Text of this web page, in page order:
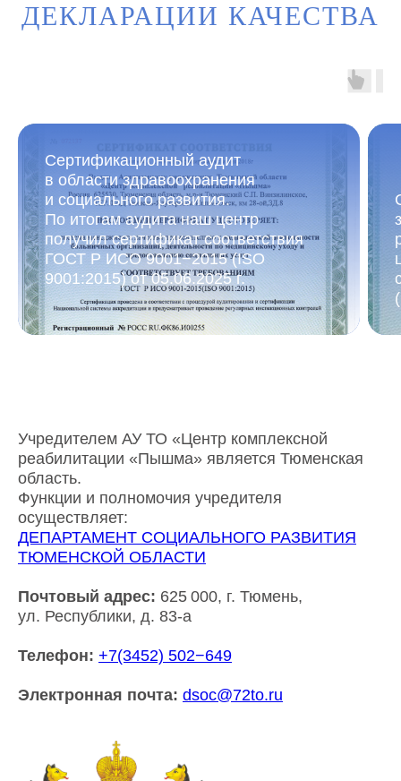
ДЕКЛАРАЦИИ КАЧЕСТВА
Сертификационный аудит
в области здравоохранения
и социального развития.
По итогам аудита наш центр
получил сертификат соответствия
ГОСТ Р ИСО 9001−2015 (ISO
9001:2015) от 05.06.2025 г.
Учредителем АУ ТО «Центр комплексной
реабилитации «Пышма» является Тюменская
область.
Функции и полномочия учредителя
осуществляет:
ДЕПАРТАМЕНТ СОЦИАЛЬНОГО РАЗВИТИЯ
ТЮМЕНСКОЙ ОБЛАСТИ
Почтовый адрес: 625 000, г. Тюмень,
ул. Республики, д. 83-а
Телефон: +7(3452) 502−649
Электронная почта: dsoc@72to.ru